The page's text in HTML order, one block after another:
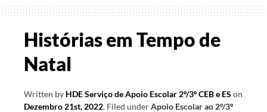
Histórias em Tempo de
Natal
Written by HDE Serviço de Apoio Escolar 2º/3º CEB e ES on
Dezembro 21st, 2022. Filed underApoio Escolar ao 2º/3º